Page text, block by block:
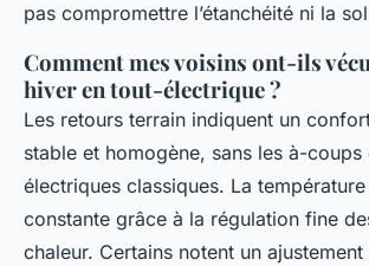
pas compromettre l’étanchéité ni la
Comment mes voisins ont-ils
hiver en tout-électrique ?
Les retours terrain indiquent un
stable et homogène, sans les à-coups
électriques classiques. La
constante grâce à la régulation fine
chaleur. Certains notent un